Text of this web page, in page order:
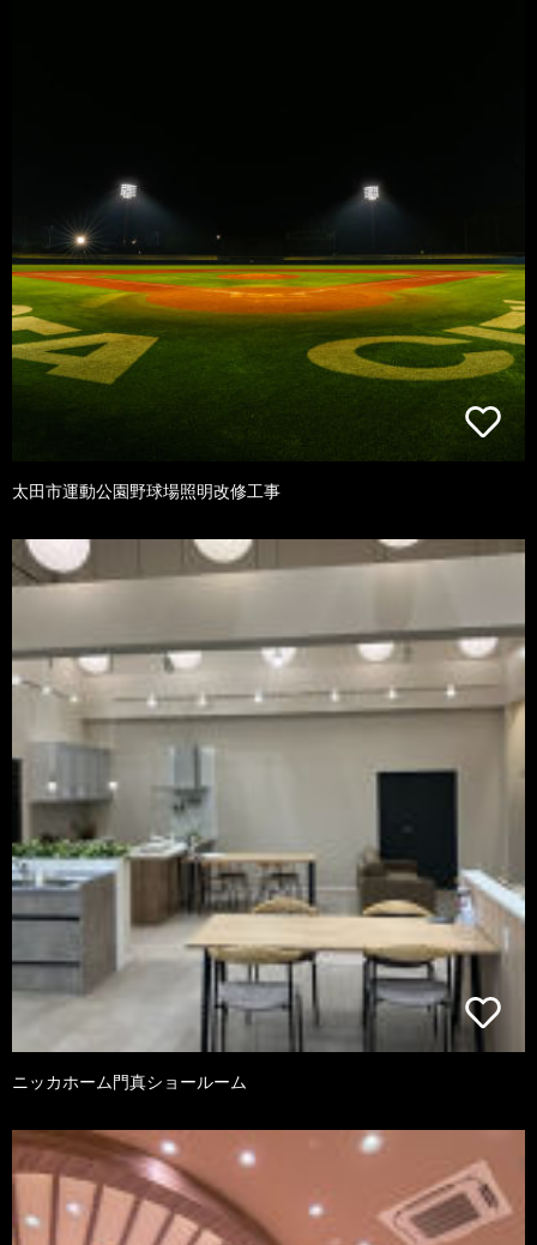
太田市運動公園野球場照明改修工事
ニッカホーム門真ショールーム